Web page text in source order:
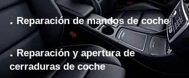
. Reparación de mandos de coche
.Reparación y apertura de
cerraduras de coche